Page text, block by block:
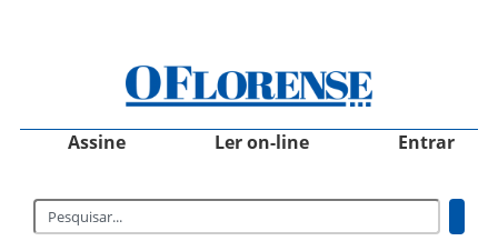
Assine Ler on-line Entrar